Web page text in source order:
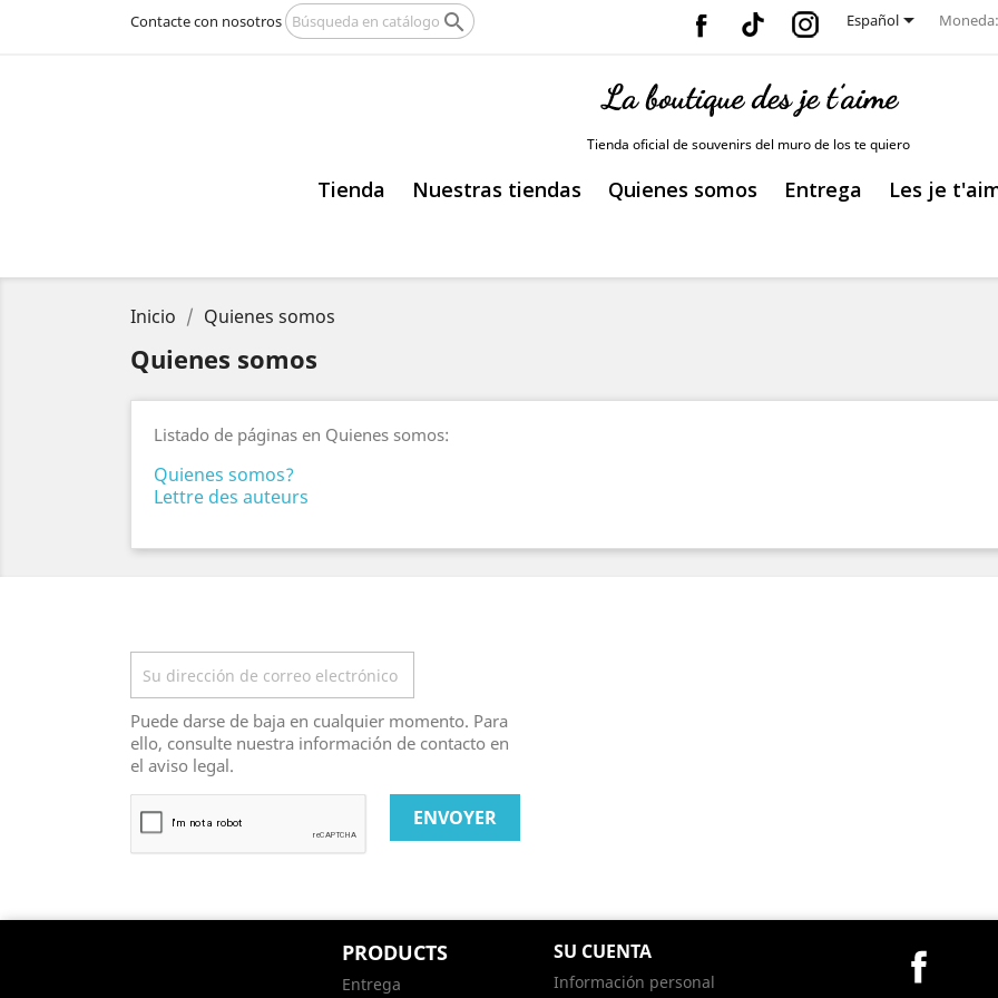
Contacte con nosotros  Facebook Vimeo Instagram
Español Moneda:
Tienda oficial de souvenirs del muro de los te quiero
Tienda Nuestras tiendas Quienes somos Entrega Les je
Inicio Quienes somos
Quienes somos
Listado de páginas en Quienes somos:
Quienes somos?
Lettre des auteurs
Puede darse de baja en cualquier momento. Para
ello, consulte nuestra información de contacto en
el aviso legal.
PRODUCTS
Entrega
SU CUENTA
Información personal